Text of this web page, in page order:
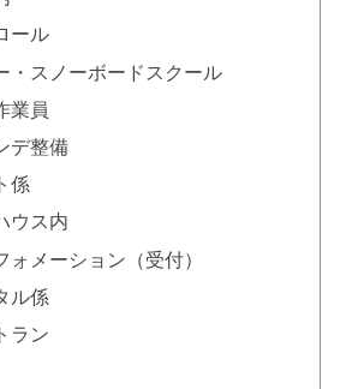
ール
・スノーボードスクール
業員
デ整備
係
ウス内
ォメーション（受付）
ル係
ラン